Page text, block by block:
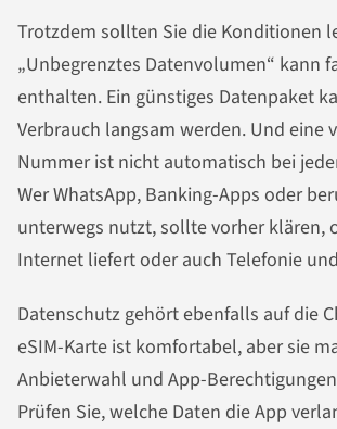
Trotzdem sollten Sie die Konditionen
„Unbegrenztes Datenvolumen“ kann
enthalten. Ein günstiges Datenpaket
Verbrauch langsam werden. Und eine
Nummer ist nicht automatisch bei
Wer WhatsApp, Banking-Apps oder
unterwegs nutzt, sollte vorher klären,
Internet liefert oder auch Telefonie
Datenschutz gehört ebenfalls auf die
eSIM-Karte ist komfortabel, aber sie
Anbieterwahl und App-
Prüfen Sie, welche Daten die App